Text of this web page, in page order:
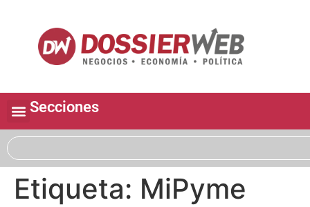
Secciones
Etiqueta: MiPyme